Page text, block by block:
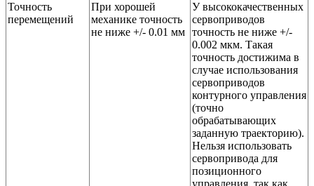
Точность
перемещений
При хорошей
механике точность
не ниже +/- 0.01 мм
У высококачественных
сервоприводов
точность не ниже +/-
0.002 мкм. Такая
точность достижима в
случае использования
сервоприводов
контурного управления
(точно
обрабатывающих
заданную траекторию).
Нельзя использовать
сервопривода для
позиционного